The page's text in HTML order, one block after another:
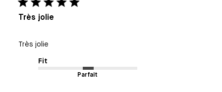
Très jolie
Très jolie
Fit
Parfait